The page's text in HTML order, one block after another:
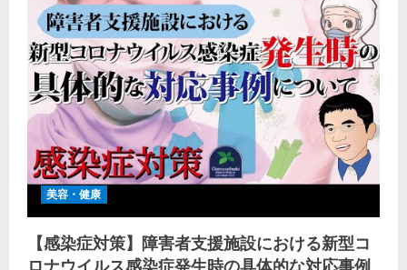
美容・健康
【感染症対策】障害者支援施設における新型コ
ロナウイルス感染症発生時の具体的な対応事例